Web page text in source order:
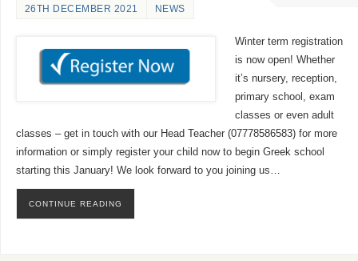
26TH DECEMBER 2021 NEWS
Winter term registration
is now open! Whether
it’s nursery, reception,
primary school, exam
classes or even adult
classes – get in touch with our Head Teacher (07778586583) for more
information or simply register your child now to begin Greek school
starting this January! We look forward to you joining us…
CONTINUE READING